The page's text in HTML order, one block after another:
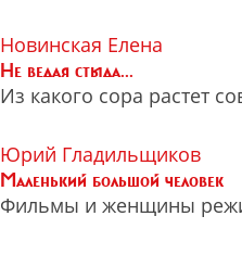
Новинская Елена
Не ведая стыда...
Из какого сора растет
Юрий Гладильщиков
Маленький большой человек
Фильмы и женщины